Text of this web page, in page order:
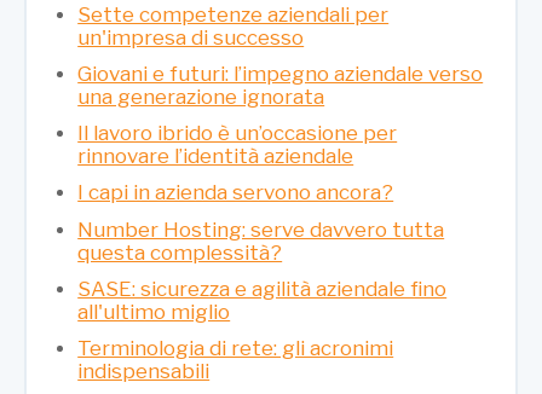
Sette competenze aziendali per
un'impresa di successo
Giovani e futuri: l’impegno aziendale verso
una generazione ignorata
Il lavoro ibrido è un’occasione per
rinnovare l’identità aziendale
I capi in azienda servono ancora?
Number Hosting: serve davvero tutta
questa complessità?
SASE: sicurezza e agilità aziendale fino
all'ultimo miglio
Terminologia di rete: gli acronimi
indispensabili